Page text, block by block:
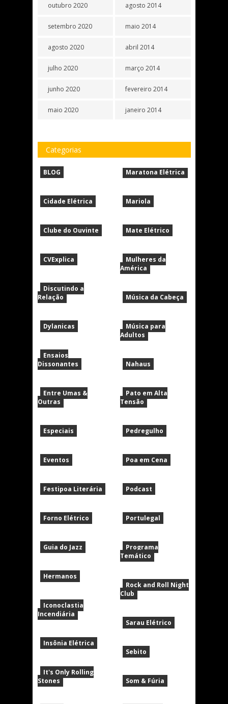
outubro 2020
setembro 2020
agosto 2020
julho 2020
junho 2020
maio 2020
agosto 2014
maio 2014
abril 2014
março 2014
fevereiro 2014
janeiro 2014
Categorias
BLOG
Cidade Elétrica
Clube do Ouvinte
CVExplica
Discutindo a
Relação
Dylanicas
Ensaios
Dissonantes
Entre Umas &
Outras
Especiais
Eventos
Festipoa Literária
Forno Elétrico
Guia do Jazz
Hermanos
Iconoclastia
Incendiária
Insônia Elétrica
It's Only Rolling
Stones
Maratona Elétrica
Mariola
Mate Elétrico
Mulheres da
América
Música da Cabeça
Música para
Adultos
Nahaus
Pato em Alta
Tensão
Pedregulho
Poa em Cena
Podcast
Portulegal
Programa
Temático
Rock and Roll Night
Club
Sarau Elétrico
Sebito
Som & Fúria